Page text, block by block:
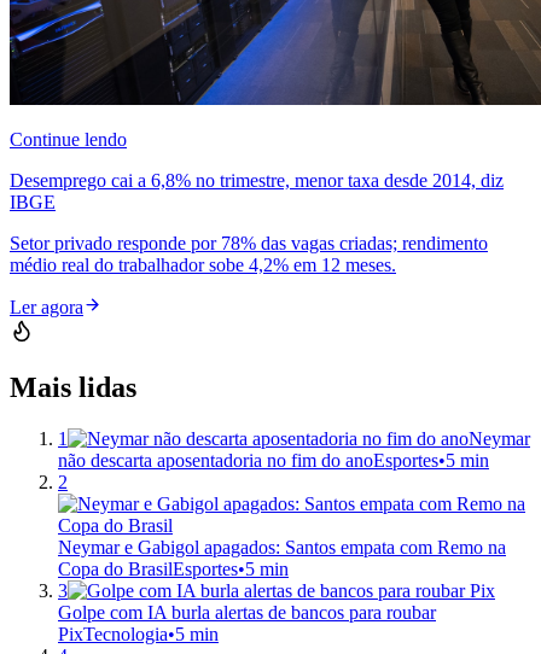
Continue lendo
Desemprego cai a 6,8% no trimestre, menor taxa desde 2014, diz
IBGE
Setor privado responde por 78% das vagas criadas; rendimento
médio real do trabalhador sobe 4,2% em 12 meses.
Ler agora
Mais lidas
1
Neymar
não descarta aposentadoria no fim do anoEsportes•5 min
2
Neymar e Gabigol apagados: Santos empata com Remo na
Copa do BrasilEsportes•5 min
3
Golpe com IA burla alertas de bancos para roubar
PixTecnologia•5 min